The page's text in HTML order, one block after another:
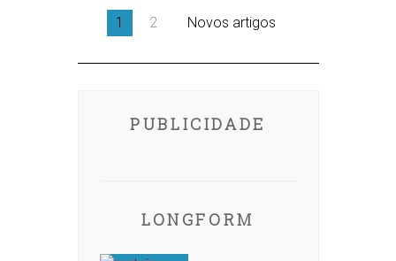
1 2 Novos artigos
PUBLICIDADE
LONGFORM